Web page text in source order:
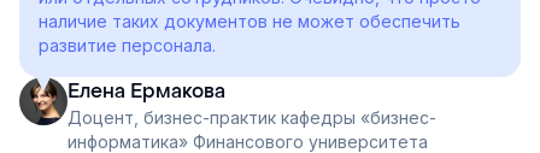
наличие таких документов не может обеспечить
развитие персонала.
Елена Ермакова
Доцент, бизнес-практик кафедры «бизнес-
информатика» Финансового университета